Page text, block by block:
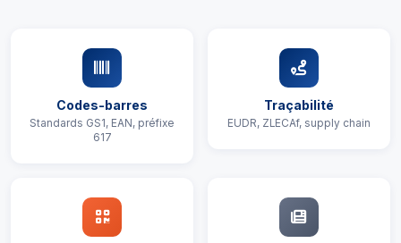
Codes-barres
Standards GS1, EAN, préfixe
617
Traçabilité
EUDR, ZLECAf, supply chain